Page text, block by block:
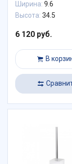
Ширина: 9.6
Высота: 34.5
6 120 руб.
В